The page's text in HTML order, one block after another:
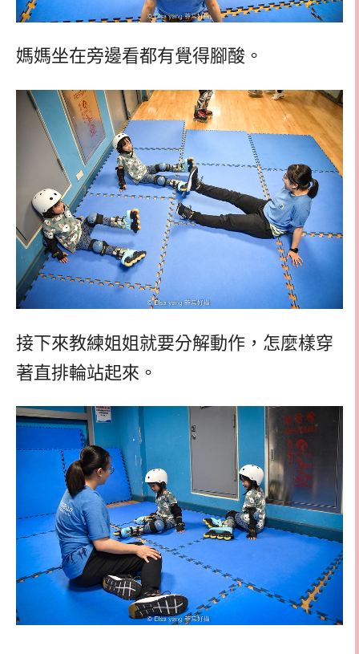
媽媽坐在旁邊看都有覺得腳酸。
接下來教練姐姐就要分解動作，怎麼樣穿
著直排輪站起來。